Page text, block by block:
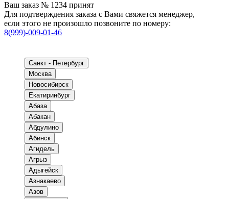
Ваш заказ № 1234 принят
Для подтверждения заказа с Вами свяжется менеджер,
если этого не произошло позвоните по номеру:
8(999)-009-01-46
Санкт - Петербург
Москва
Новосибирск
Екатиринбург
Абаза
Абакан
Абдулино
Абинск
Агидель
Агрыз
Адыгейск
Азнакаево
Азов